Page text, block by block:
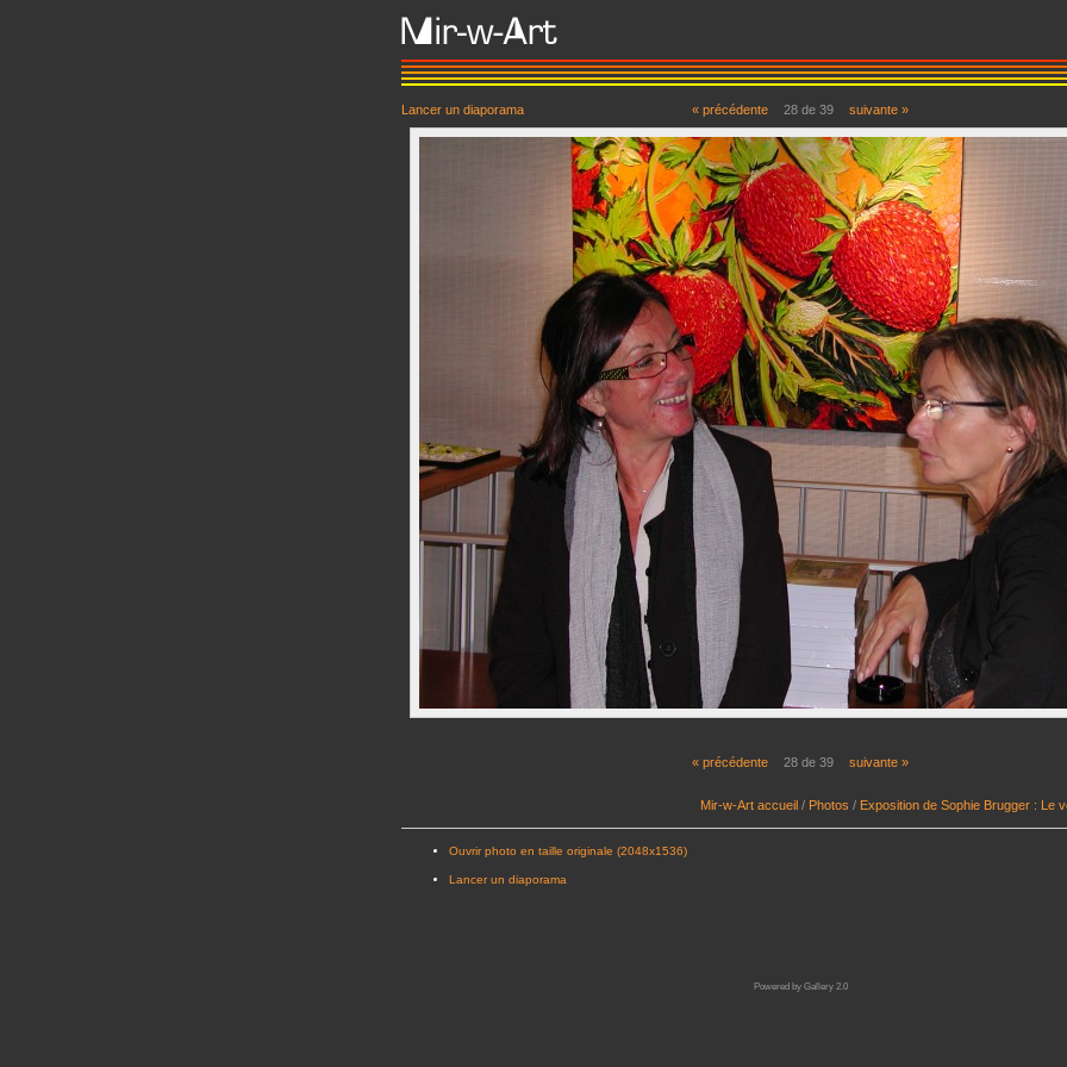
Lancer un diaporama « précédente 28 de 39 suivante »
« précédente 28 de 39 suivante »
Mir-w-Art accueil / Photos / Exposition de Sophie Brugger : Le
Ouvrir photo en taille originale (2048x1536)
Lancer un diaporama
Powered by Gallery 2.0